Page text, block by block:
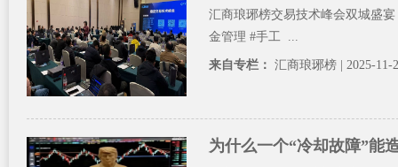
汇商琅琊榜交易技术峰会双城盛
金管理 #手工 ...
来自专栏： 汇商琅琊榜 | 2025-11-
为什么一个“冷却故障”能